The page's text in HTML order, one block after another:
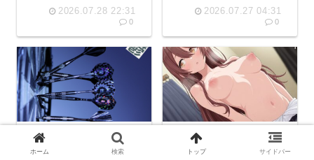
2026.07.28 22:31
0
2026.07.27 04:31
0
【討論】日本はゲーム大国
なのにMOD職人が極めて少
ニートのひきこもりなんや
がエ口AI絵売ったら買う人
ホーム 検索 トップ サイドバー